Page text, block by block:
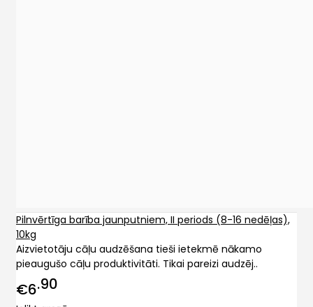
Pilnvērtīga barība jaunputniem, II periods (8-16 nedēļas),
10kg
Aizvietotāju cāļu audzēšana tieši ietekmē nākamo
pieaugušo cāļu produktivitāti. Tikai pareizi audzēj..
€6 90